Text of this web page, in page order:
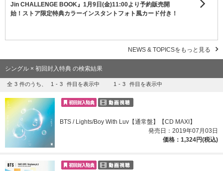
Jin CHALLENGE BOOK』1月9日(金)11:00より予約販売開
始！ストア限定特典カラーインスタントフォト風カード付き！
NEWS & TOPICSをもっと見る
シングル × 初回封入特典 の検索結果
全 3 件のうち、 1 - 3 件目を表示中 1 - 3 件目を表示中
BTS / Lights/Boy With Luv【通常盤】【CD MAXI】
発売日：2019年07月03日
価格：1,324円(税込)